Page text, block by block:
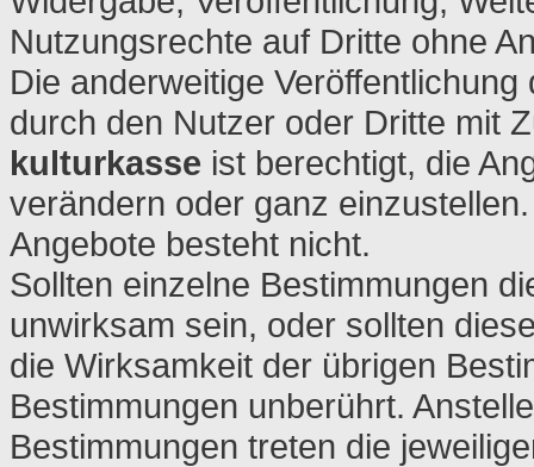
Nutzungsrechte auf Dritte ohne
Die anderweitige
durch den Nutzer oder Dritte mit
kulturkasse ist berechtigt, die
verändern oder ganz
Angebote besteht nicht.
Sollten einzelne Bestimmungen
unwirksam sein, oder sollten
die Wirksamkeit der übrigen
Bestimmungen unberührt.
Bestimmungen treten die